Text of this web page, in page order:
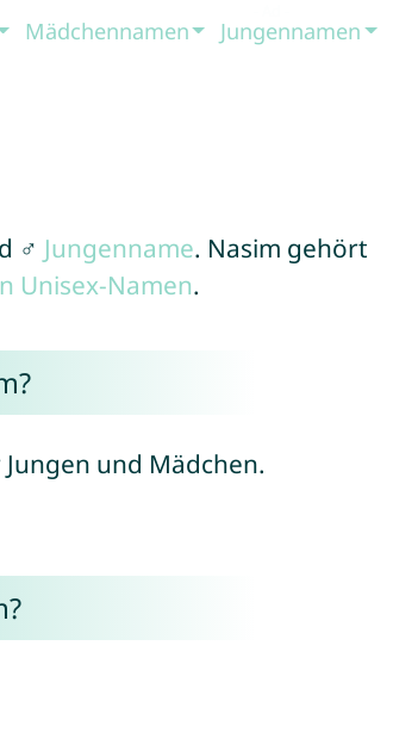
Mädchennamen Jungennamen
♂ Jungenname. Nasim gehört
Unisex-Namen.
und Mädchen.